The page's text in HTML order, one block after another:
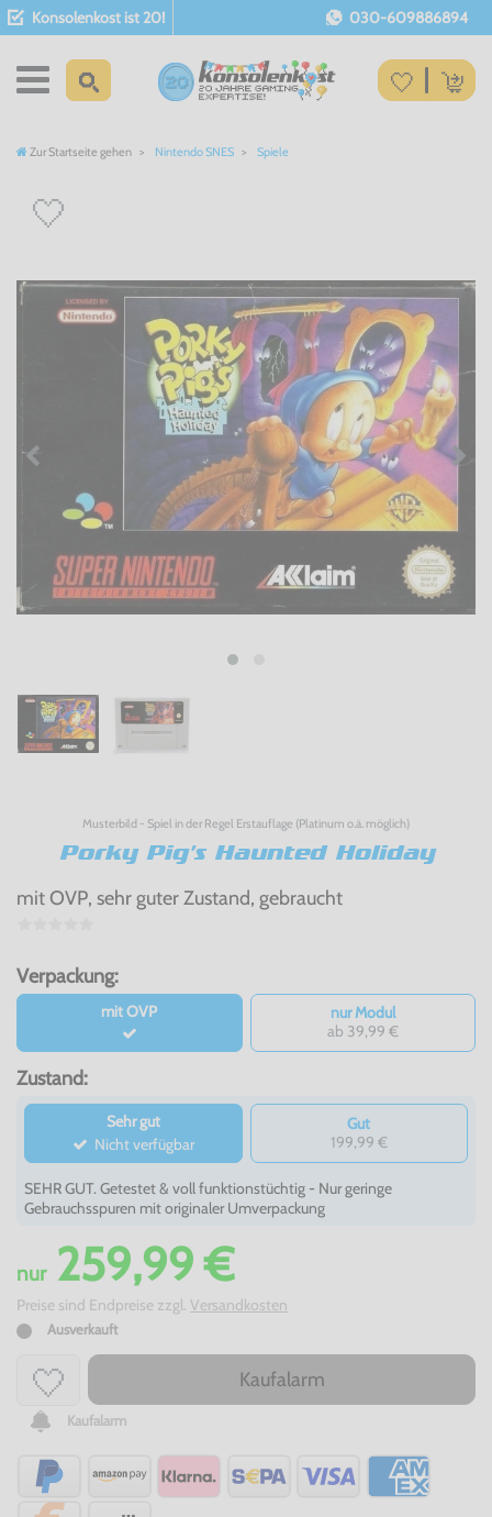
Konsolenkost ist 20! 030-609886894
Zur Startseite gehen Nintendo SNES Spiele
Musterbild - Spiel in der Regel Erstauflage (Platinum o.ä. möglich)
Porky Pig's Haunted Holiday
mit OVP, sehr guter Zustand, gebraucht
Verpackung:
mit OVP
nur Modul
ab 39,99 €
Zustand:
Sehr gut
Nicht verfügbar
Gut
199,99 €
SEHR GUT. Getestet & voll funktionstüchtig - Nur geringe
Gebrauchsspuren mit originaler Umverpackung
nur259,99 €
Preise sind Endpreise zzgl. Versandkosten
Ausverkauft
Kaufalarm
Kaufalarm